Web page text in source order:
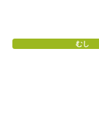
むし